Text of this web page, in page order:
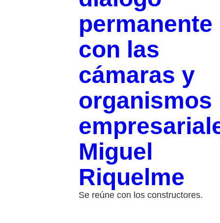
permanente
con las
cámaras y
organismos
Miguel
Riquelme
Se reúne con los constructores.